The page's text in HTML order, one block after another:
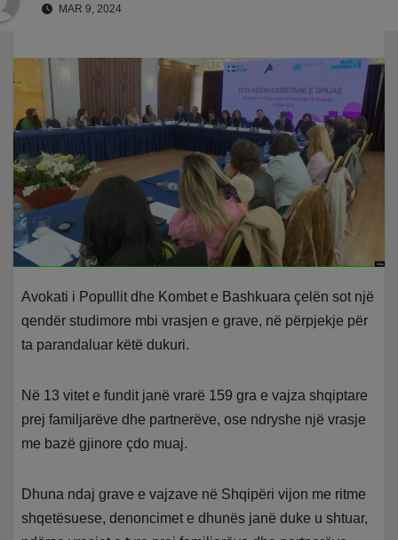
MAR 9, 2024
Avokati i Popullit dhe Kombet e Bashkuara çelën sot një
qendër studimore mbi vrasjen e grave, në përpjekje për
ta parandaluar këtë dukuri.
Në 13 vitet e fundit janë vrarë 159 gra e vajza shqiptare
prej familjarëve dhe partnerëve, ose ndryshe një vrasje
me bazë gjinore çdo muaj.
Dhuna ndaj grave e vajzave në Shqipëri vijon me ritme
shqetësuese, denoncimet e dhunës janë duke u shtuar,